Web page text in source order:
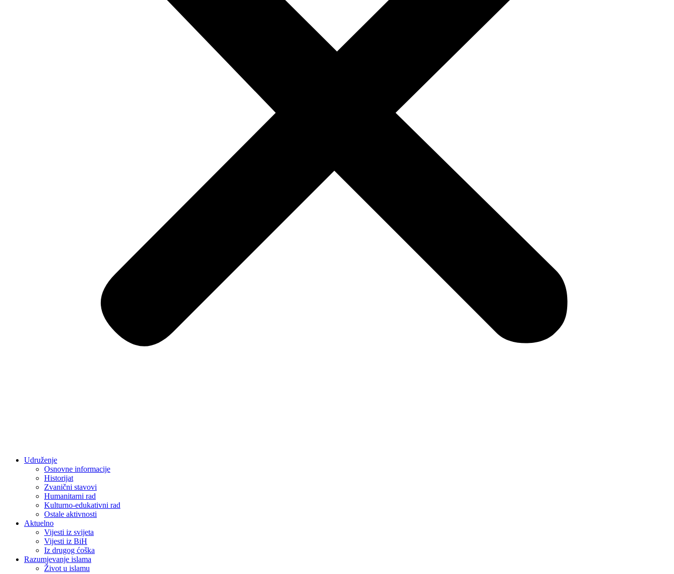
Udruženje
Osnovne informacije
Historijat
Zvanični stavovi
Humanitarni rad
Kulturno-edukativni rad
Ostale aktivnosti
Aktuelno
Vijesti iz svijeta
Vijesti iz BiH
Iz drugog ćoška
Razumjevanje islama
Život u islamu